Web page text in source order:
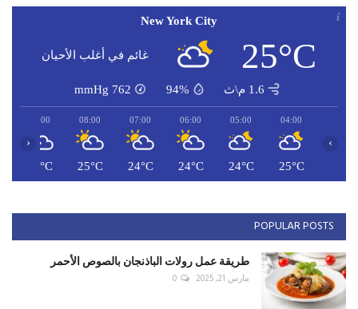
New York City
25°C غائم في أغلب الأحيان
1.6 م\ث 94%
762
mmHg
04:00
25°C
05:00
24°C
06:00
24°C
07:00
24°C
08:00
25°C
09:00
27°C
‹ ›
POPULAR POSTS
طريقة عمل رولات الباذنجان بالصوص الأحمر
مارس 21, 2025 0